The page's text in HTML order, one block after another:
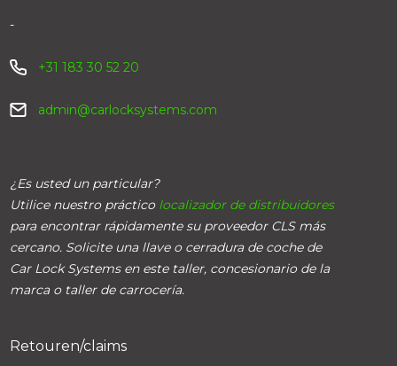
-
+31 183 30 52 20
admin@carlocksystems.com
¿Es usted un particular?
Utilice nuestro práctico localizador de distribuidores
para encontrar rápidamente su proveedor CLS más
cercano. Solicite una llave o cerradura de coche de
Car Lock Systems en este taller, concesionario de la
marca o taller de carrocería.
Retouren/claims